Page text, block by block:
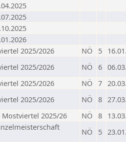
2025/2026 NÖ 5
2025/2026 NÖ 6
2025/2026 NÖ 7
2025/2026 NÖ 8
Mostviertel 2025/26 NÖ 8
NÖ 5